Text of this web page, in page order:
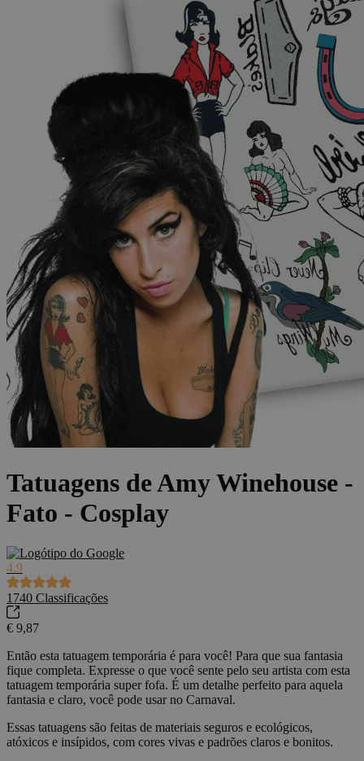
Tatuagens de Amy Winehouse -
Fato - Cosplay
4.9
1740 Classificações
€ 9,87
Então esta tatuagem temporária é para você! Para que sua fantasia
fique completa. Expresse o que você sente pelo seu artista com esta
tatuagem temporária super fofa. É um detalhe perfeito para aquela
fantasia e claro, você pode usar no Carnaval.
Essas tatuagens são feitas de materiais seguros e ecológicos,
atóxicos e insípidos, com cores vivas e padrões claros e bonitos.